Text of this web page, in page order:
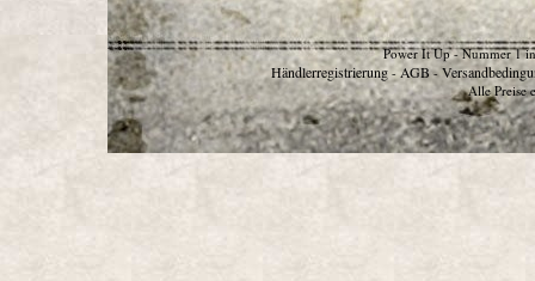
Power It Up - Nummer 1
Händlerregistrierung - AGB -
Alle Preise